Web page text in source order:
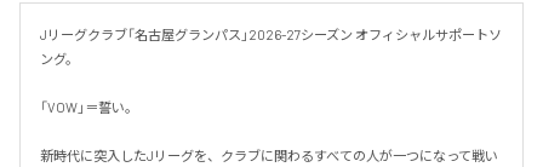
Jリーグクラブ「名古屋グランパス」2026-27シーズン オフィシャルサポートソ
ング。
「VOW」＝誓い。
新時代に突入したJリーグを、クラブに関わるすべての人が一つになって戦い